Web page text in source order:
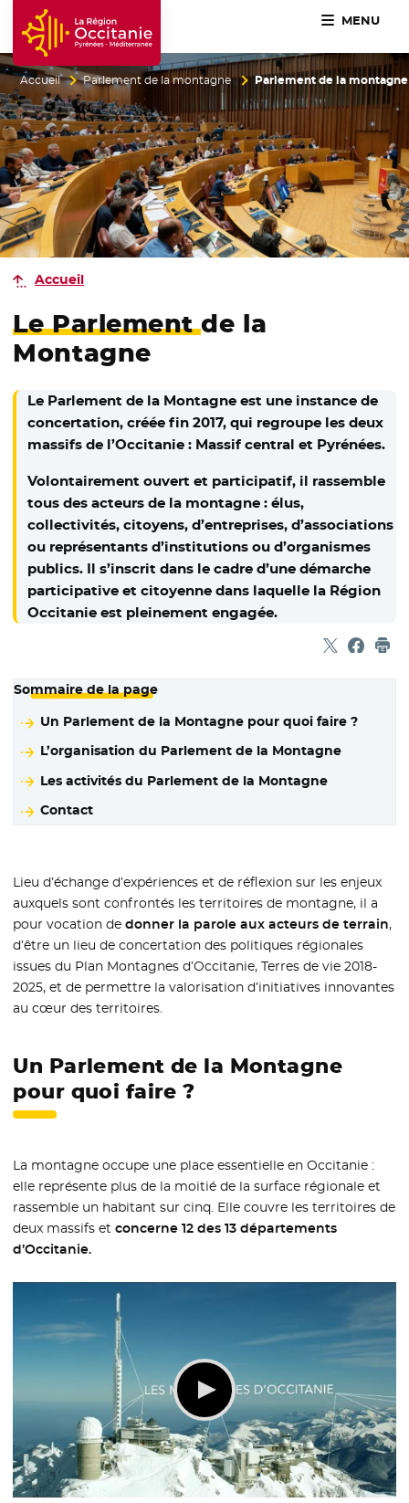
Accueil Région Occitanie / Pyrénées-Méditerranée
MENU
Accueil Parlement de la montagne Parlement de la montagne
Accueil
Le Parlementde la
Montagne
Le Parlement de la Montagne est une instance de
concertation, créée fin 2017, qui regroupe les deux
massifs de l’Occitanie : Massif central et Pyrénées.
Volontairement ouvert et participatif, il rassemble
tous des acteurs de la montagne : élus,
collectivités, citoyens, d’entreprises, d’associations
ou représentants d’institutions ou d’organismes
publics. Il s’inscrit dans le cadre d’une démarche
participative et citoyenne dans laquelle la Région
Occitanie est pleinement engagée.
Partager
- Nouvelle
-
Sommaire de la page
Un Parlement de la Montagne pour quoi faire ?
L’organisation du Parlement de la Montagne
Les activités du Parlement de la Montagne
Contact
Lieu d’échange d’expériences et de réflexion sur les enjeux
auxquels sont confrontés les territoires de montagne, il a
pour vocation dedonner la parole aux acteurs de terrain,
d’être un lieu de concertation des politiques régionales
issues du Plan Montagnes d’Occitanie, Terres de vie 2018-
2025, et de permettre la valorisation d’initiatives innovantes
au cœur des territoires.
Un Parlement de la Montagne
pour quoi faire ?
La montagne occupe une place essentielle en Occitanie :
elle représente plus de la moitié de la surface régionale et
rassemble un habitant sur cinq. Elle couvre les territoires de
deux massifs etconcerne 12 des 13 départements
d’Occitanie.